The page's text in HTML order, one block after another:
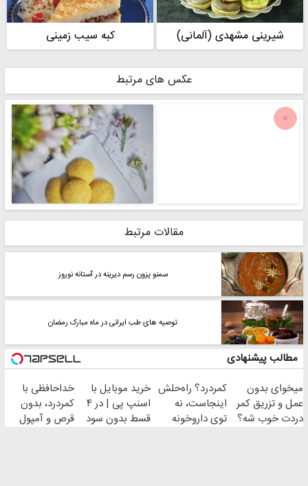
شیرینی مشهدی (آلمانی) کبه سیب زمینی
عکس های مرتبط
مقالات مرتبط
سمنو پزون رسم دیرینه در آستانه نوروز
توصیه های طب ایرانی در ماه مبارک رمضان
مطالب پیشنهادی
میخوای بدون
عمل و تزریق کمر
دردت خوب شه؟
کمردرد؟ راه‌حلش
اینجاست، نه
توی داروخونه
خرید موبایل با
اسنپ پی | در ۴
قسط بدون سود
خداحافظی با
کمردرد، بدون
قرص و آمپول